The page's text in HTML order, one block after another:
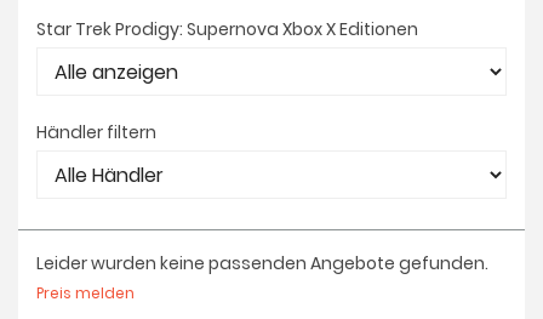
Star Trek Prodigy: Supernova Xbox X Editionen
Händler filtern
Leider wurden keine passenden Angebote gefunden.
Preis melden